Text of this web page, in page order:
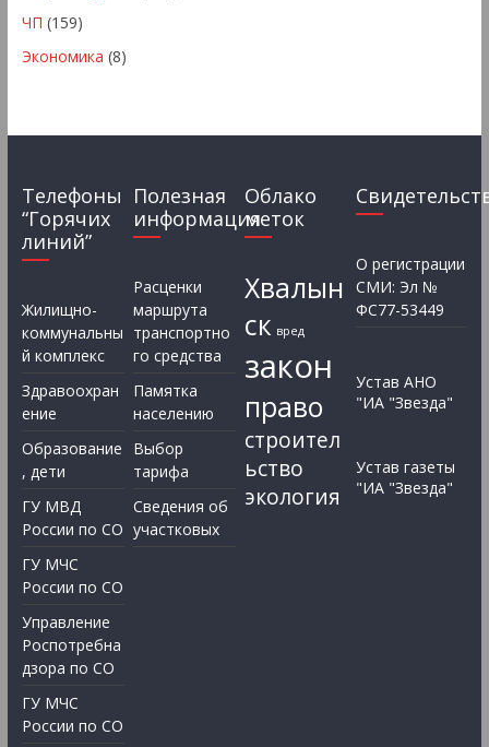
ЧП (159)
Экономика (8)
Телефоны
“Горячих
линий”
Жилищно-
коммунальны
й комплекс
Здравоохран
ение
Образование
, дети
ГУ МВД
России по СО
ГУ МЧС
России по СО
Управление
Роспотребна
дзора по СО
ГУ МЧС
России по СО
Полезная
информация
Расценки
маршрута
транспортно
го средства
Памятка
населению
Выбор
тарифа
Сведения об
участковых
Облако
меток
Хвалын
ск вред
закон
право
строител
ьство
экология
О регистрации
СМИ: Эл №
ФС77-53449
Устав АНО
"ИА "Звезда"
Устав газеты
"ИА "Звезда"